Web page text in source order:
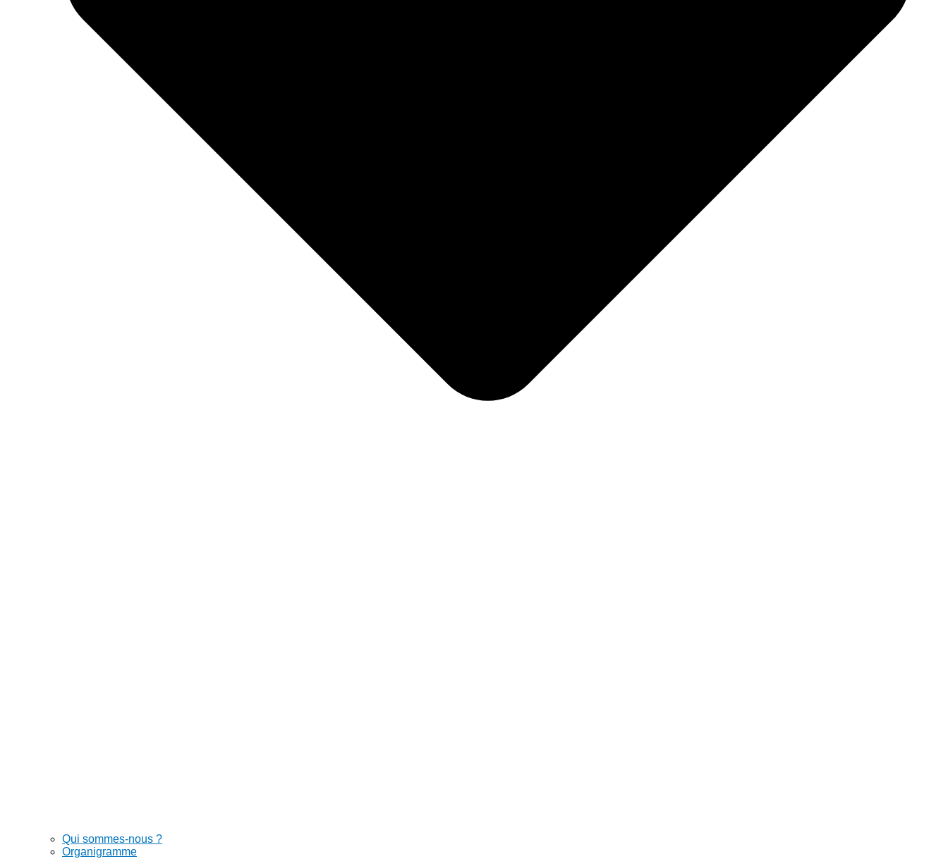
Qui sommes-nous ?
Organigramme